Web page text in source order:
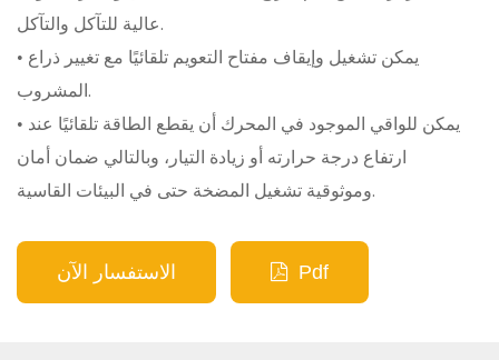
عالية للتآكل والتآكل.
• يمكن تشغيل وإيقاف مفتاح التعويم تلقائيًا مع تغيير ذراع
المشروب.
• يمكن للواقي الموجود في المحرك أن يقطع الطاقة تلقائيًا عند
ارتفاع درجة حرارته أو زيادة التيار، وبالتالي ضمان أمان
وموثوقية تشغيل المضخة حتى في البيئات القاسية.
الاستفسار الآن Pdf